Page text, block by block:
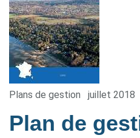
Plans de gestion juillet 2018
Plan de